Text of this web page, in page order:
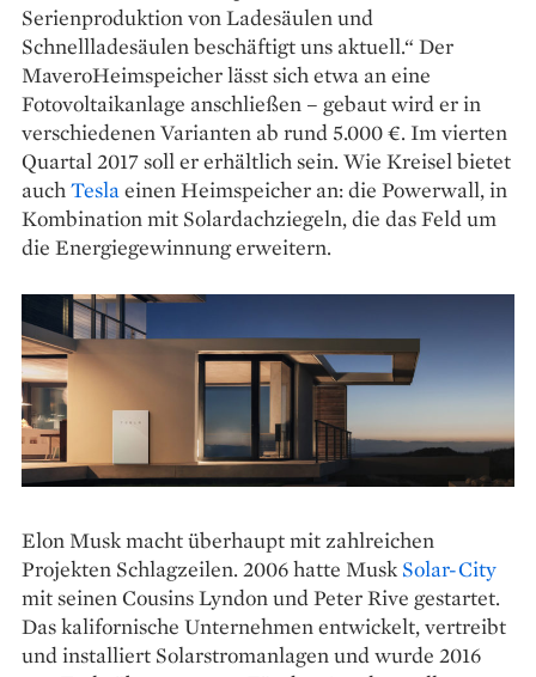
Serienproduktion von Ladesäulen und
Schnellladesäulen beschäftigt uns aktuell.“ Der
Mavero­Heimspeicher lässt sich etwa an eine
Fotovoltaikanlage anschließen – gebaut wird er in
verschiedenen Varianten ab rund 5.000 €. Im vierten
Quartal 2017 soll er erhältlich sein. Wie Kreisel bietet
auchTeslaeinen Heimspeicher an: die Powerwall, in
Kombination mit Solardachziegeln, die das Feld um
die Energiegewinnung erweitern.
Elon Musk macht überhaupt mit zahlreichen
Projekten Schlagzeilen. 2006 hatte Musk Solar-City
mit seinen Cousins Lyndon und Peter Rive gestartet.
Das kalifornische Unternehmen entwickelt, vertreibt
und installiert Solarstromanlagen und wurde 2016